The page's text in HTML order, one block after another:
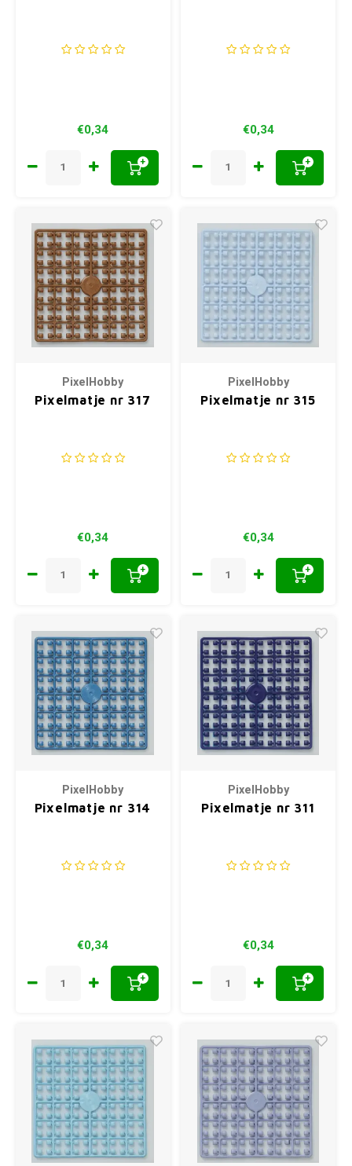
€0,34
+
€0,34
+
PixelHobby
Pixelmatje nr 317
€0,34
+
PixelHobby
Pixelmatje nr 315
€0,34
+
PixelHobby
Pixelmatje nr 314
€0,34
+
PixelHobby
Pixelmatje nr 311
€0,34
+